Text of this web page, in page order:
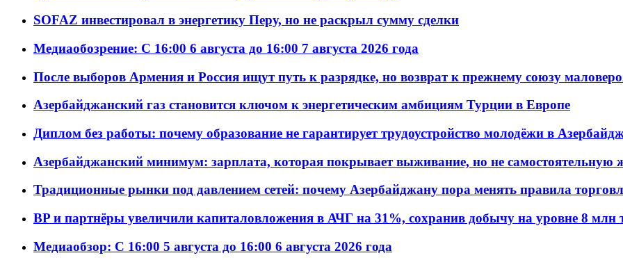
SOFAZ инвестировал в энергетику Перу, но не раскрыл сумму сделки
Медиаобозрение: С 16:00 6 августа до 16:00 7 августа 2026 года
После выборов Армения и Россия ищут путь к разрядке, но возврат к прежнему союзу
Азербайджанский газ становится ключом к энергетическим амбициям Турции в Европе
Диплом без работы: почему образование не гарантирует трудоустройство молодёжи в
Азербайджанский минимум: зарплата, которая покрывает выживание, но не самостоятельную
Традиционные рынки под давлением сетей: почему Азербайджану пора менять правила
BP и партнёры увеличили капиталовложения в АЧГ на 31%, сохранив добычу на уровне 8 млн
Медиаобзор: С 16:00 5 августа до 16:00 6 августа 2026 года